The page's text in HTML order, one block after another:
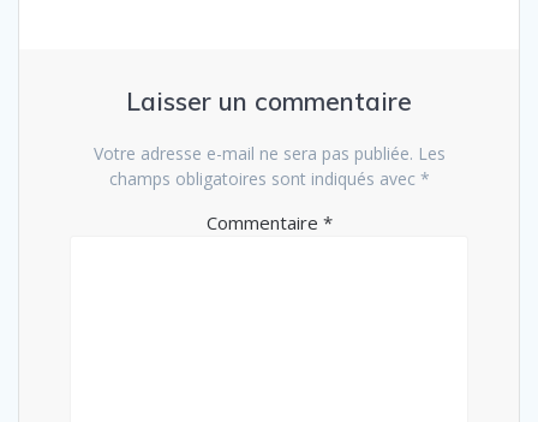
Laisser un commentaire
Votre adresse e-mail ne sera pas publiée. Les
champs obligatoires sont indiqués avec *
Commentaire *